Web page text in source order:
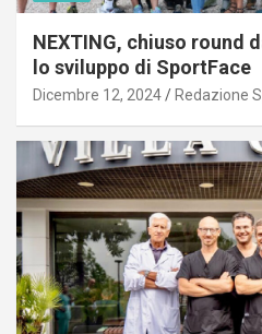
NEXTING, chiuso round
lo sviluppo di SportFace
Dicembre 12, 2024 Redazione